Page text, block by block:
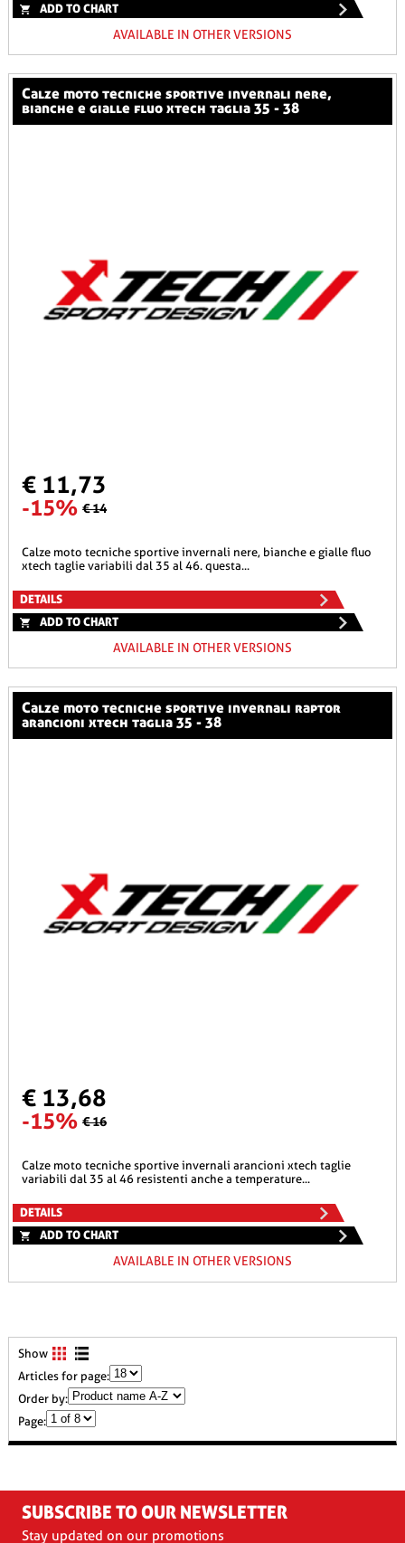
ADD TO CHART
AVAILABLE IN OTHER VERSIONS
calze moto tecniche sportive invernali nere,
bianche e gialle fluo xtech taglia 35 - 38
€ 11,73
-15% € 14
calze moto tecniche sportive invernali nere, bianche e gialle fluo
xtech taglie variabili dal 35 al 46. questa...
DETAILS
ADD TO CHART
AVAILABLE IN OTHER VERSIONS
calze moto tecniche sportive invernali raptor
arancioni xtech taglia 35 - 38
€ 13,68
-15% € 16
calze moto tecniche sportive invernali arancioni xtech taglie
variabili dal 35 al 46 resistenti anche a temperature...
DETAILS
ADD TO CHART
AVAILABLE IN OTHER VERSIONS
Show
Articles for page:
Order by:
Page:
SUBSCRIBE TO OUR NEWSLETTER
Stay updated on our promotions